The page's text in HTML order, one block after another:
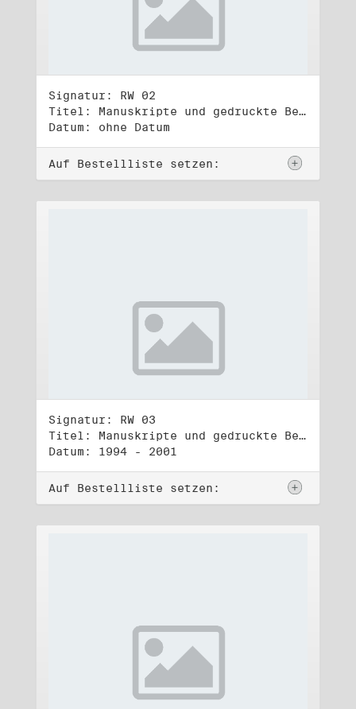
Signatur: RW 02
Titel: Manuskripte und gedruckte Belege (2)
Datum: ohne Datum
Auf Bestellliste setzen:
Signatur: RW 03
Titel: Manuskripte und gedruckte Belege (3)
Datum: 1994 - 2001
Auf Bestellliste setzen: